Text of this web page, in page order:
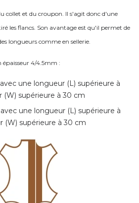
collet et du croupon. Il s'agit donc d'une
les flancs. Son avantage est qu'il permet de
longueurs comme en sellerie.
épaisseur 4/4.5mm :
une longueur (L) supérieure à
supérieure à 30 cm
une longueur (L) supérieure à
(W) supérieure à 30 cm